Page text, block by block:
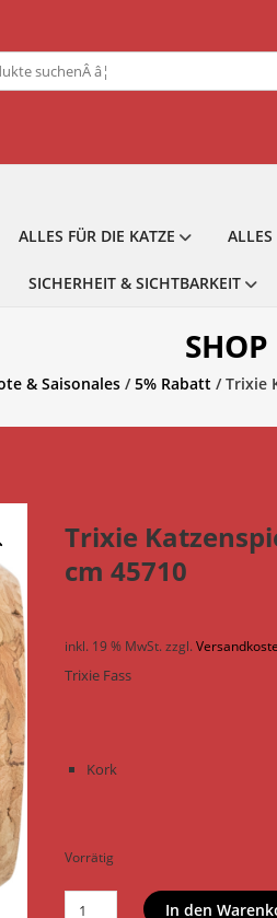
ALLES FÜR DIE KATZE
SICHERHEIT & SICHTBARKEIT
SHOP
& Saisonales/5% Rabatt/ Trixie
Trixie
cm 45710
inkl. 19 % MwSt. zzgl.
Trixie Fass
Kork
Vorrätig
Trixie
In den